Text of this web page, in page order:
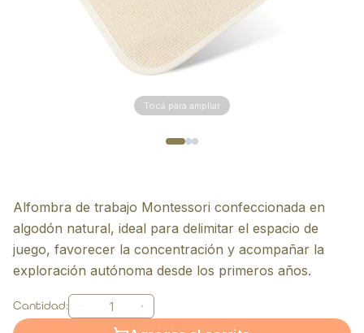
Tocá para ampliar
Alfombra de trabajo Montessori confeccionada en
algodón natural, ideal para delimitar el espacio de
juego, favorecer la concentración y acompañar la
exploración autónoma desde los primeros años.
Cantidad: